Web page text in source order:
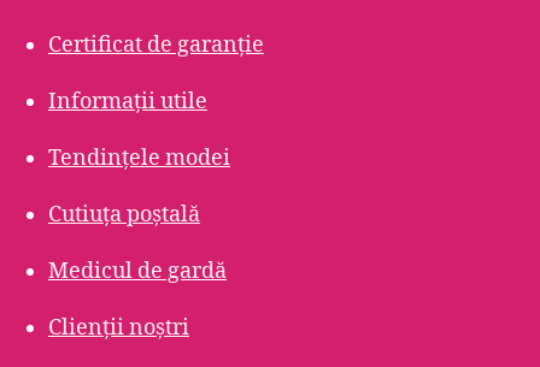
Certificat de garanție
Informații utile
Tendințele modei
Cutiuța poștală
Medicul de gardă
Clienții noștri